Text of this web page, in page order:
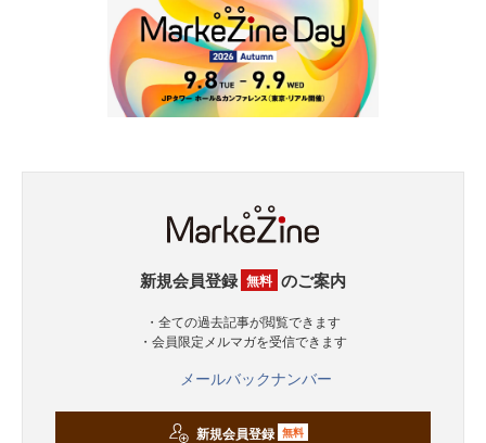
新規会員登録 無料 のご案内
・全ての過去記事が閲覧できます
・会員限定メルマガを受信できます
メールバックナンバー
新規会員登録 無料